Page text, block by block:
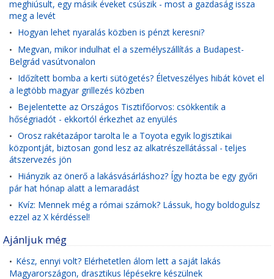
meghiúsult, egy másik éveket csúszik - most a gazdaság issza
meg a levét
• Hogyan lehet nyaralás közben is pénzt keresni?
• Megvan, mikor indulhat el a személyszállítás a Budapest-
Belgrád vasútvonalon
• Időzített bomba a kerti sütögetés? Életveszélyes hibát követ el
a legtöbb magyar grillezés közben
• Bejelentette az Országos Tisztifőorvos: csökkentik a
hőségriadót - ekkortól érkezhet az enyülés
• Orosz rakétazápor tarolta le a Toyota egyik logisztikai
központját, biztosan gond lesz az alkatrészellátással - teljes
átszervezés jön
• Hiányzik az önerő a lakásvásárláshoz? Így hozta be egy győri
pár hat hónap alatt a lemaradást
• Kvíz: Mennek még a római számok? Lássuk, hogy boldogulsz
ezzel az X kérdéssel!
Ajánljuk még
• Kész, ennyi volt? Elérhetetlen álom lett a saját lakás
Magyarországon, drasztikus lépésekre készülnek